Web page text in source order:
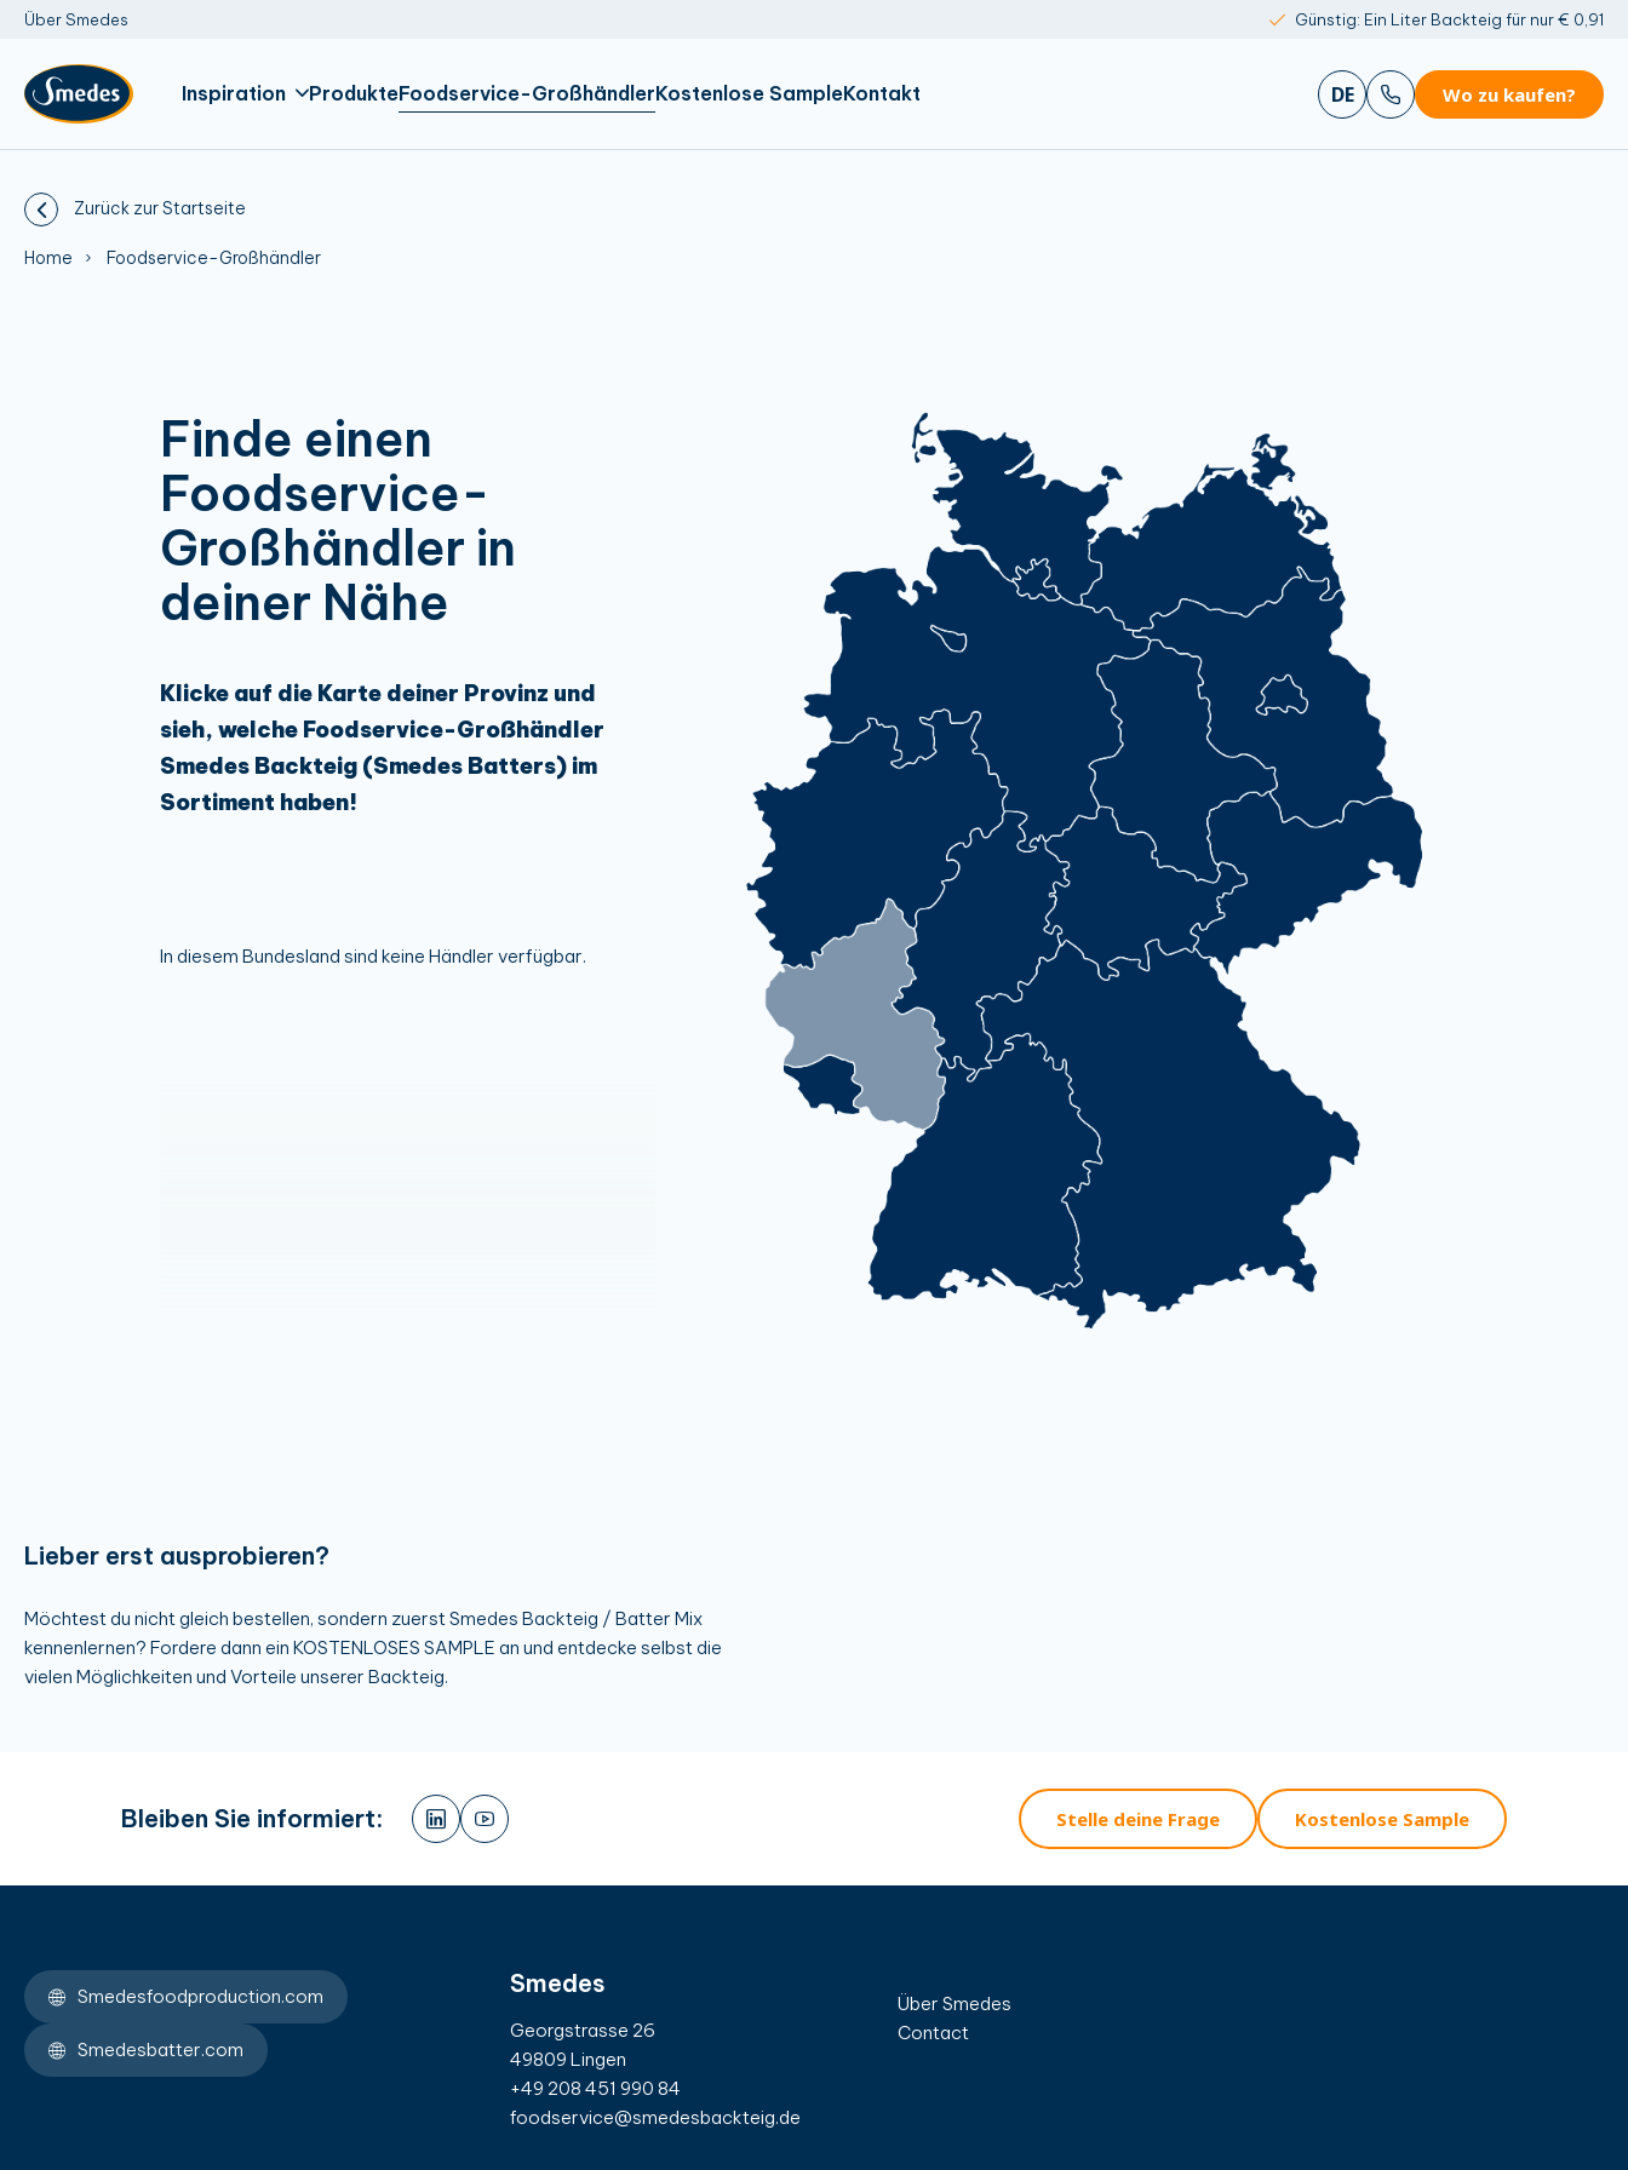
Über Smedes Günstig: Ein Liter Backteig für nur € 0,91
Inspiration ProdukteFoodservice-GroßhändlerKostenlose SampleKontakt DE Wo zu kaufen?
NL EN
Zurück zur Startseite
Home Foodservice-Großhändler
Finde einen
Foodservice-
Großhändler in
deiner Nähe
Klicke auf die Karte deiner Provinz und
sieh, welche Foodservice-Großhändler
Smedes Backteig (Smedes Batters) im
Sortiment haben!
In diesem Bundesland sind keine Händler verfügbar.
Lieber erst ausprobieren?
Möchtest du nicht gleich bestellen, sondern zuerst Smedes Backteig / Batter Mix
kennenlernen? Fordere dann ein KOSTENLOSES SAMPLE an und entdecke selbst die
vielen Möglichkeiten und Vorteile unserer Backteig.
Bleiben Sie informiert: Stelle deine Frage Kostenlose Sample
Smedesfoodproduction.com
Smedesbatter.com
Smedes
Georgstrasse 26
49809 Lingen
+49 208 451 990 84
foodservice@smedesbackteig.de
Über Smedes
Contact